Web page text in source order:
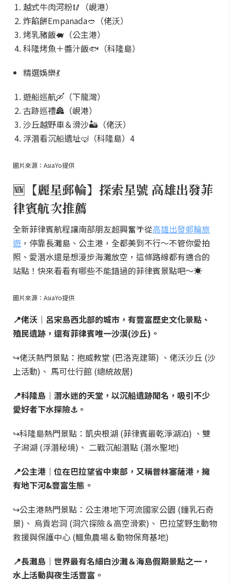
越式牛肉河粉🥢（峴港）
炸餡餅Empanada🥙（佬沃）
烤乳豬飯🐖（公主港）
科隆烤魚＋醬汁飯🐟（科隆島）
精選娛樂💃
遊船巡航🛶（下龍灣）
古跡巡禮🏯（峴港）
沙丘越野車＆滑沙🏜️（佬沃）
浮潛看沉船遺址🤿（科隆島）4
圖片來源：AsiaYo提供
🆕【麗星郵輪】探索星號 高雄出發菲
律賓航次推薦
全新菲律賓航程讓南部朋友超興奮🌴從高雄出發郵輪旅
遊 ，停靠長灘島、公主港，全都美到不行～不管你愛拍
照、愛潛水還是想漫步海灘放空，這條路線都有適合的
站點！快來看看有哪些不能錯過的菲律賓景點吧～☀️
圖片來源：AsiaYo提供
📍佬沃｜呂宋島西北部的城市，有豐富歷史文化景點、
殖民遺跡，還有菲律賓唯一沙漠(沙丘)。
↪佬沃熱門景點：抱威教堂 (巴洛克建築) 、佬沃沙丘 (沙
上活動)、 馬可仕行館 (總統故居)
📍科隆島｜潛水迷的天堂，以沉船遺跡聞名，吸引不少
愛好者下水探險⚓。
↪科隆島熱門景點：凱央根湖 (菲律賓最乾淨湖泊) 、雙
子潟湖 (浮潛秘境)、 二戰沉船潛點 (潛水聖地)
📍公主港｜位在巴拉望省中東部，又稱普林塞薩港，擁
有地下河&豐富生態。
↪公主港熱門景點：公主港地下河流國家公園 (鐘乳石奇
景)、 烏貢岩洞 (洞穴探險＆高空滑索)、 巴拉望野生動物
救援與保護中心 (鱷魚農場＆動物保育基地)
📍長灘島｜世界最有名細白沙灘＆海島假期景點之一，
水上活動與夜生活豐富。